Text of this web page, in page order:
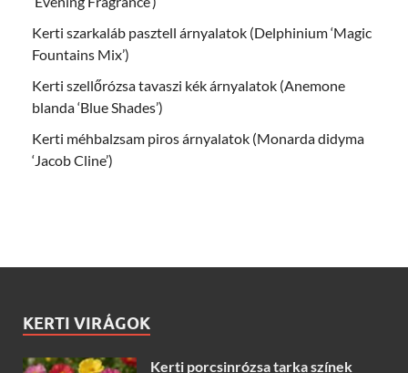
Kerti szarkaláb pasztell árnyalatok (Delphinium ‘Magic
Fountains Mix’)
Kerti szellőrózsa tavaszi kék árnyalatok (Anemone
blanda ‘Blue Shades’)
Kerti méhbalzsam piros árnyalatok (Monarda didyma
‘Jacob Cline’)
KERTI VIRÁGOK
Kerti porcsinrózsa tarka színek